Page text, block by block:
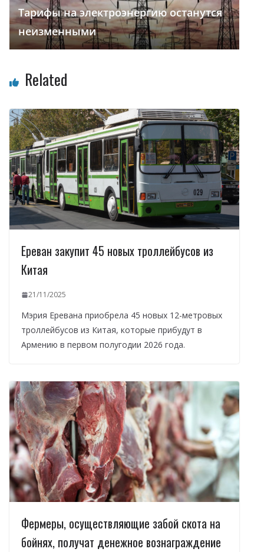
Тарифы на электроэнергию останутся
неизменными
Related
Ереван закупит 45 новых троллейбусов из
Китая
21/11/2025
Мэрия Еревана приобрела 45 новых 12-метровых
троллейбусов из Китая, которые прибудут в
Армению в первом полугодии 2026 года.
Фермеры, осуществляющие забой скота на
бойнях, получат денежное вознаграждение